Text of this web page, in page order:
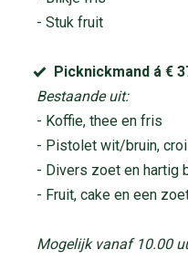
- Stuk fruit
Picknickmand á €
Bestaande uit:
- Koffie, thee en fris
- Pistolet wit/bruin,
- Divers zoet en hartig
- Fruit, cake en een
Mogelijk vanaf 10.00